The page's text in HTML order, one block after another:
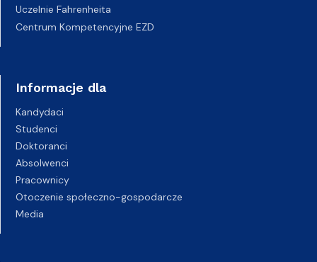
Uczelnie Fahrenheita
Centrum Kompetencyjne EZD
Informacje dla
Kandydaci
Studenci
Doktoranci
Absolwenci
Pracownicy
Otoczenie społeczno-gospodarcze
Media